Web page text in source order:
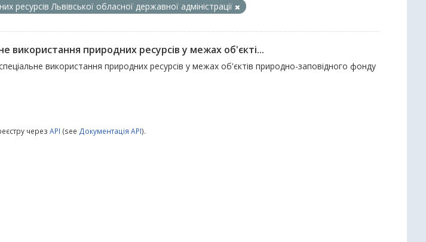
ресурсів Львівської обласної державної адміністрації
використання природних ресурсів у межах об'єкті...
використання природних ресурсів у межах об'єктів природно-заповідного фонду
через API (see Документація API).